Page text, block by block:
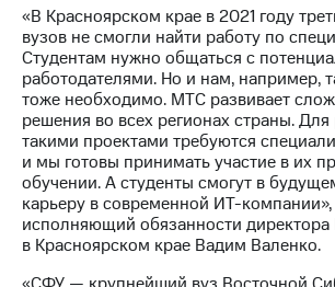
Раскрытие
информации
Информация
акционерам
Документы
ПАО
"МТС"
Собрания
акционеров
Личный
кабинет
акционера
Акционерный
«В Красноярском крае в 2021 году
вузов не смогли найти работу по
Студентам нужно общаться с
работодателями. Но и нам, например,
тоже необходимо. МТС развивает
решения во всех регионах страны.
такими проектами требуются
и мы готовы принимать участие в их
обучении. А студенты смогут в
карьеру в современной ИТ-
исполняющий обязанности
в Красноярском крае Вадим Валенко.